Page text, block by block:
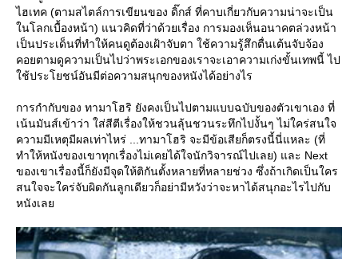
ไฮเทค (ตามสไตล์การเขียนของ ดิ๊กส์ ที่คาบเกี่ยวกับความน่าจะเป็น
นโลกเบื้องหน้า) แนวคิดที่ว่าด้วยเรื่อง การมองเห็นอนาคตล่วงหน้า
เป็นประเด็นที่ทำให้คนดูต้องเฝ้าจับตา ใช้ความรู้สึกตื่นเต้นจับจ้อง
คอยตามดูความเป็นไปว่าพระเอกของเราจะเอาความเก่งขั้นเทพนี้ ไป
ช้ประโยชน์อันมีต่อความสนุกของหนังได้อย่างไร
การกำกับของ ทามาโฮริ ยังคงเป็นไปตามแบบฉบับของตัวเขาเอง ที่
เน้นมันส์เข้าว่า ใส่สีตีเรื่องให้ชวนลุ้นชวนระทึกไปงั้นๆ ไม่ใคร่สนใจ
ความมีเหตุมีผลเท่าไหร่ ...ทามาโฮริ จะมีข้อเสียก็ตรงนี้นี่แหละ (ที่
ทำให้หนังของเขาทุกเรื่องไม่เคยได้ใจนักวิจารณ์ไปเลย) และ Next
ของเขาเรื่องนี้ก็ยังมีจุดให้ติกันตั้งหลายที่หลายช่วง ซึ่งถ้าเกิดเป็นใคร
สนใจจะใคร่จับผิดกันลูกเดียวก็อย่ามีหวังว่าจะหาได้สนุกอะไรไปกับ
หนังเล